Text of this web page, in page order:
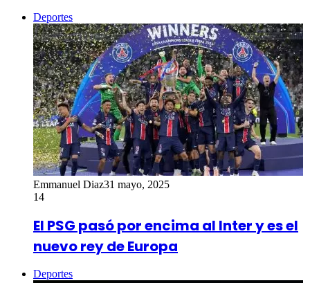
Deportes
Emmanuel Diaz31 mayo, 2025
14
El PSG pasó por encima al Inter y es el
nuevo rey de Europa
Deportes